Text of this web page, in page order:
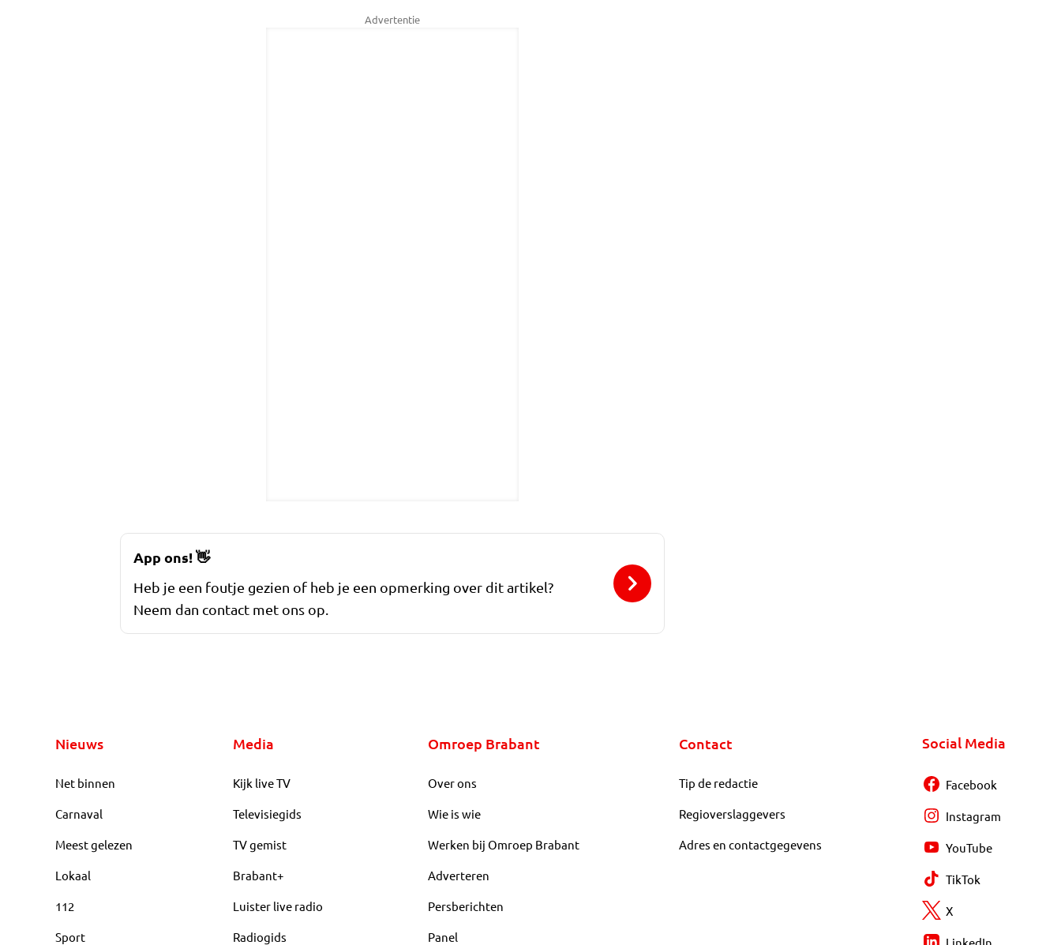
Advertentie
App ons!👋
Heb je een foutje gezien of heb je een opmerking over dit artikel?
Neem dan contact met ons op.
Nieuws
Net binnen
Carnaval
Meest gelezen
Lokaal
112
Sport
Media
Kijk live TV
Televisiegids
TV gemist
Brabant+
Luister live radio
Radiogids
Omroep Brabant
Over ons
Wie is wie
Werken bij Omroep Brabant
Adverteren
Persberichten
Panel
Contact
Tip de redactie
Regioverslaggevers
Adres en contactgegevens
Social Media
Facebook
Instagram
YouTube
TikTok
X
LinkedIn